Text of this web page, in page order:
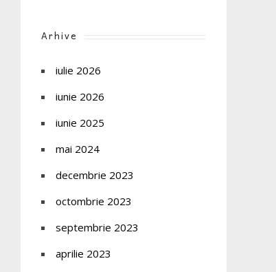
Arhive
iulie 2026
iunie 2026
iunie 2025
mai 2024
decembrie 2023
octombrie 2023
septembrie 2023
aprilie 2023